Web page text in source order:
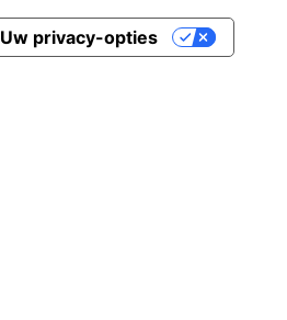
Uw privacy-opties